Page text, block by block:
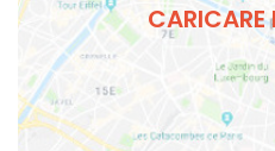
CARICARE